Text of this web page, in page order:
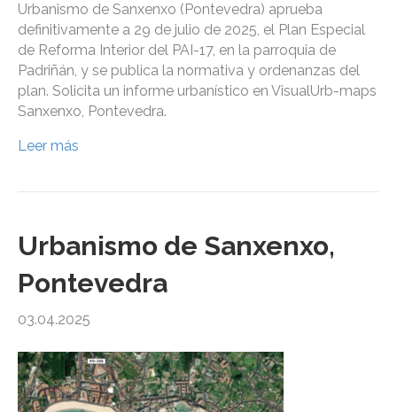
Urbanismo de Sanxenxo (Pontevedra) aprueba
definitivamente a 29 de julio de 2025, el Plan Especial
de Reforma Interior del PAI-17, en la parroquia de
Padriñán, y se publica la normativa y ordenanzas del
plan. Solicita un informe urbanístico en VisualUrb-maps
Sanxenxo, Pontevedra.
Leer más
Urbanismo de Sanxenxo,
Pontevedra
03.04.2025